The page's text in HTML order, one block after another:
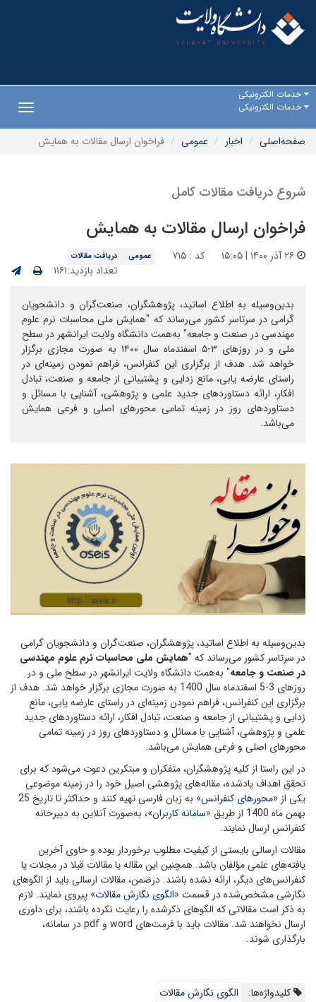
خدمات الکترونیکی
خدمات الکترونیکی
صفحه‌اصلی
اخبار عمومی فراخوان ارسال مقالات به همایش
شروع دریافت مقالات کامل
فراخوان ارسال مقالات به همایش
کد : ۷۱۵ عمومی دریافت مقالات
تعداد بازدید:۱۱۶۱
بدین‌وسیله به اطلاع اساتید، پژوهشگران، صنعت‌گران و دانشجویان
گرامی در سرتاسر کشور می‌رساند که "همایش ملی محاسبات نرم علوم
مهندسی در صنعت و جامعه" به‌همت دانشگاه ولایت ایرانشهر در سطح
ملی و در روزهای ۳-۵ اسفندماه سال ۱۴۰۰ به صورت مجازی برگزار
خواهد شد. هدف از برگزاری این کنفرانس، فراهم نمودن زمینه‌ای در
راستای عارضه یابی، مانع زدایی و پشتیبانی از جامعه و صنعت، تبادل
افکار، ارائه دستاوردهای جدید علمی و پژوهشی، آشنایی با مسائل و
دستاوردهای روز در زمینه تمامی محورهای اصلی و فرعی همایش
می‌باشد.
بدین‌وسیله به اطلاع اساتید، پژوهشگران، صنعت‌گران و دانشجویان گرامی
در سرتاسر کشور می‌رساند که "همایش ملی محاسبات نرم علوم مهندسی
در صنعت و جامعه" به‌همت دانشگاه ولایت ایرانشهر در سطح ملی و در
روزهای 3-5 اسفندماه سال 1400 به صورت مجازی برگزار خواهد شد. هدف از
برگزاری این کنفرانس، فراهم نمودن زمینه‌ای در راستای عارضه یابی، مانع
زدایی و پشتیبانی از جامعه و صنعت، تبادل افکار، ارائه دستاوردهای جدید
علمی و پژوهشی، آشنایی با مسائل و دستاوردهای روز در زمینه تمامی
محورهای اصلی و فرعی همایش می‌باشد.
در این راستا از کلیه پژوهشگران، متفکران و مبتکرین دعوت می‌شود که برای
تحقق اهداف یادشده، مقاله‌های پژوهشی اصیل خود را در زمینه موضوعی
یکی از «محورهای کنفرانس
» به زبان فارسی تهیه کنند و حداکثر تا تاریخ‌ 25
بهمن ماه 1400 از طریق «
سامانه کاربران»، به‌صورت آنلاین به دبیرخانه
کنفرانس ارسال نمایند.
مقالات ارسالی بایستی از کیفیت مطلوب برخوردار بوده و حاوی آخرین
یافته‌های علمی مؤلفان باشد. همچنین این مقاله یا مقالات قبلا در مجلات یا
کنفرانس‌های دیگر، ارائه نشده باشند. درضمن، مقالات ارسالی باید از الگوهای
نگارشی مشخص‌شده در قسمت «الگوی نگارش مقالات» پیروی نمایند. لازم
به ذکر است مقالاتی که الگوهای ذکر‌شده را رعایت نکرده باشند، برای داوری
ارسال نخواهند شد. مقالات باید با فرمت‌های word و pdf در سامانه،
بارگذاری شوند.
کلیدواژه‌ها: الگوی نگارش مقالات